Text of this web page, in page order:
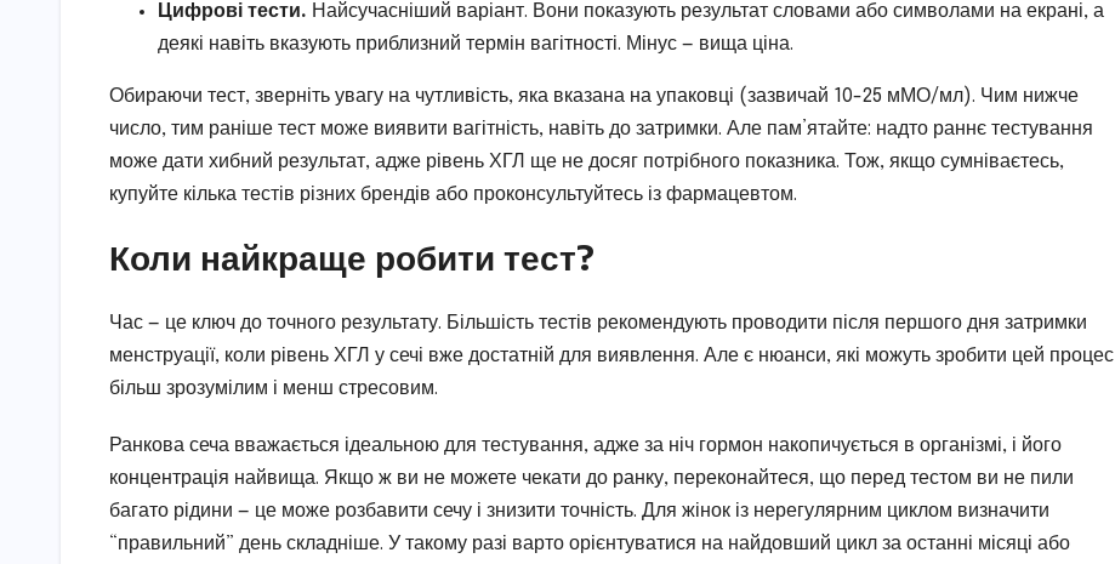
Цифрові тести. Найсучасніший варіант. Вони показують результат словами або символами на екрані, а
деякі навіть вказують приблизний термін вагітності. Мінус — вища ціна.
Обираючи тест, зверніть увагу на чутливість, яка вказана на упаковці (зазвичай 10-25 мМО/мл). Чим нижче
число, тим раніше тест може виявити вагітність, навіть до затримки. Але пам’ятайте: надто раннє тестування
може дати хибний результат, адже рівень ХГЛ ще не досяг потрібного показника. Тож, якщо сумніваєтесь,
купуйте кілька тестів різних брендів або проконсультуйтесь із фармацевтом.
Коли найкраще робити тест?
Час — це ключ до точного результату. Більшість тестів рекомендують проводити після першого дня затримки
менструації, коли рівень ХГЛ у сечі вже достатній для виявлення. Але є нюанси, які можуть зробити цей процес
більш зрозумілим і менш стресовим.
Ранкова сеча вважається ідеальною для тестування, адже за ніч гормон накопичується в організмі, і його
концентрація найвища. Якщо ж ви не можете чекати до ранку, переконайтеся, що перед тестом ви не пили
багато рідини — це може розбавити сечу і знизити точність. Для жінок із нерегулярним циклом визначити
“правильний” день складніше. У такому разі варто орієнтуватися на найдовший цикл за останні місяці або